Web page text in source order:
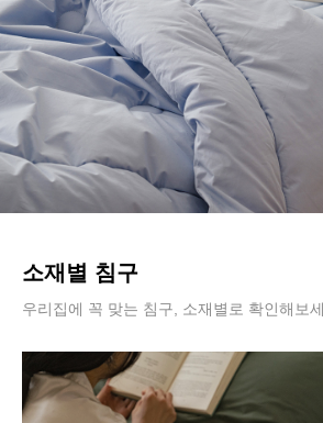
소재별 침구
우리집에 꼭 맞는 침구, 소재별로 확인해보세